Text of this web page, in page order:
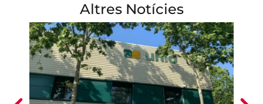
Altres Notícies